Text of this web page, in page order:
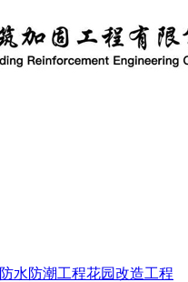
防水防潮工程花园改造工程